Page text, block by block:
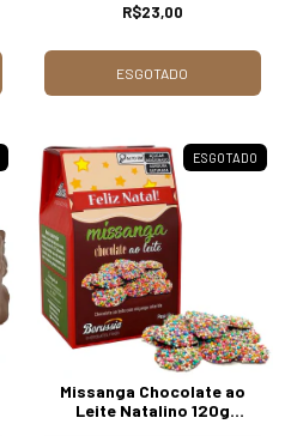
R$23,00
ESGOTADO
ESGOTADO
Missanga Chocolate ao
Leite Natalino 120g